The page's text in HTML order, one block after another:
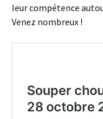
leur compétence
Venez nombreux !